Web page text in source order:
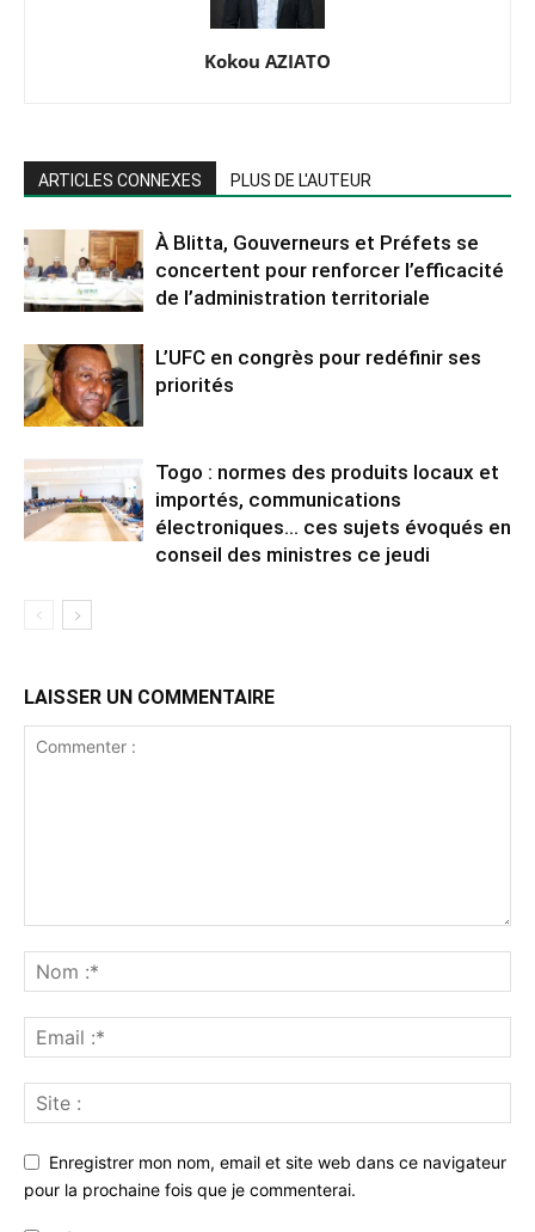
Kokou AZIATO
ARTICLES CONNEXES PLUS DE L'AUTEUR
À Blitta, Gouverneurs et Préfets se
concertent pour renforcer l’efficacité
de l’administration territoriale
L’UFC en congrès pour redéfinir ses
priorités
Togo : normes des produits locaux et
importés, communications
électroniques… ces sujets évoqués en
conseil des ministres ce jeudi
LAISSER UN COMMENTAIRE
Enregistrer mon nom, email et site web dans ce navigateur
pour la prochaine fois que je commenterai.